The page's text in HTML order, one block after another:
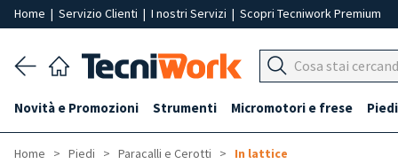
Home | Servizio Clienti | I nostri Servizi | Scopri Tecniwork Premium
Novità e Promozioni Strumenti Micromotori e frese Piedi
Home Piedi Paracalli e Cerotti In lattice